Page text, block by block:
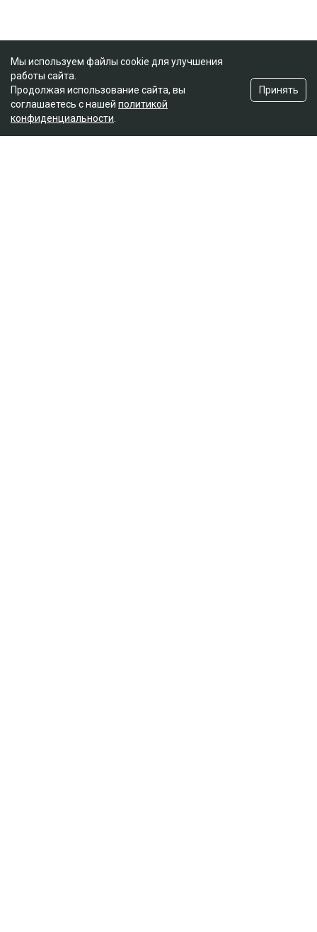
Мы используем файлы cookie для улучшения
работы сайта.
Продолжая использование сайта, вы
соглашаетесь с нашей политикой
конфиденциальности
Принять